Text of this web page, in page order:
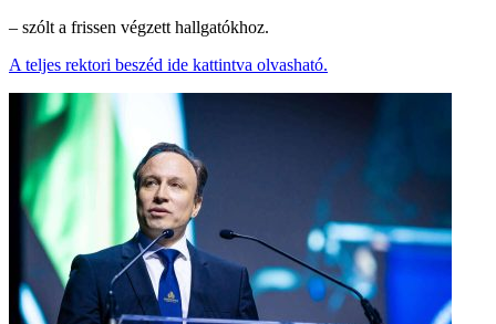
– szólt a frissen végzett hallgatókhoz.
A teljes rektori beszéd ide kattintva olvasható.